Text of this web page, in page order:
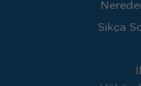
Sıkça